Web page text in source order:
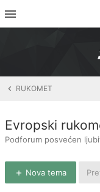
RUKOMET
Evropski
Podforum posvećen
Nova tema